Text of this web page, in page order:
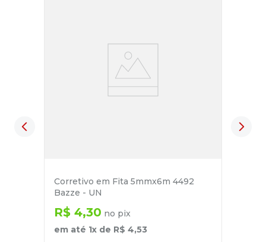
Corretivo em Fita 5mmx6m 4492
Bazze - UN
R$ 4,30 no pix
em até 1x de R$ 4,53